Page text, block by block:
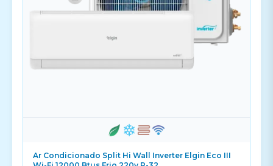
Ar Condicionado Split Hi Wall Inverter Elgin Eco III